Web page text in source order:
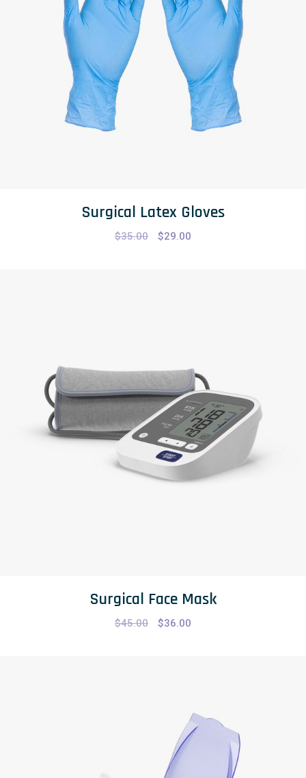
Surgical Latex Gloves
$35.00 $29.00
Surgical Face Mask
$45.00 $36.00